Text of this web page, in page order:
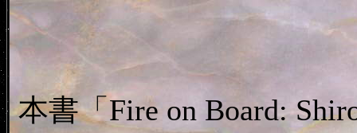
本書「Fire on Board: